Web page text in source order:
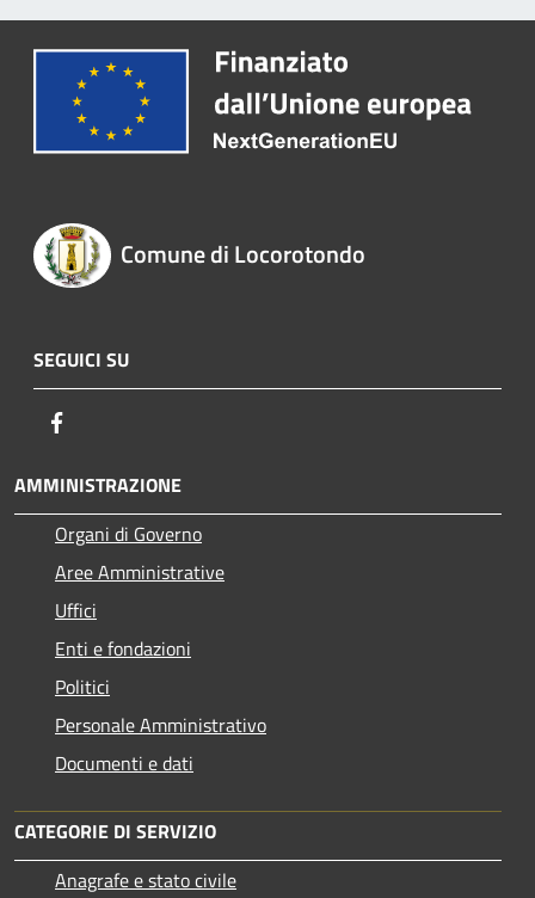
Comune di Locorotondo
SEGUICI SU
AMMINISTRAZIONE
Organi di Governo
Aree Amministrative
Uffici
Enti e fondazioni
Politici
Personale Amministrativo
Documenti e dati
CATEGORIE DI SERVIZIO
Anagrafe e stato civile